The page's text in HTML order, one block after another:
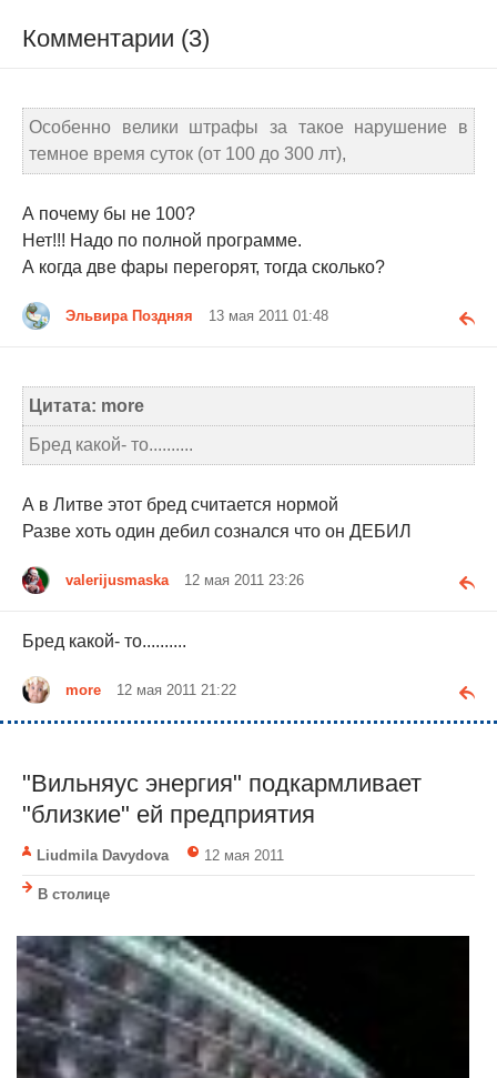
Комментарии (3)
Особенно велики штрафы за такое нарушение в
темное время суток (от 100 до 300 лт),
А почему бы не 100?
Нет!!! Надо по полной программе.
А когда две фары перегорят, тогда сколько?
Эльвира Поздняя 13 мая 2011 01:48
Цитата: more
Бред какой- то..........
А в Литве этот бред считается нормой
Разве хоть один дебил сознался что он ДЕБИЛ
valerijusmaska 12 мая 2011 23:26
Бред какой- то..........
more 12 мая 2011 21:22
"Вильняус энергия" подкармливает
"близкие" ей предприятия
Liudmila Davydova 12 мая 2011
В столице